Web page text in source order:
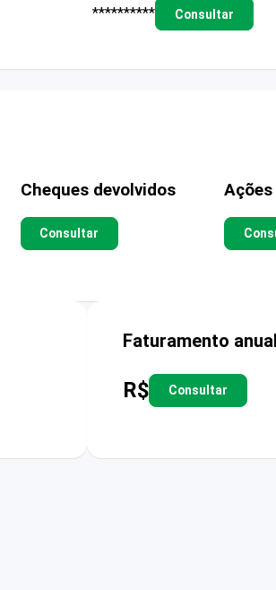
**********
Consultar
Cheques devolvidos
Consultar
Faturamento anual
R$ Consultar